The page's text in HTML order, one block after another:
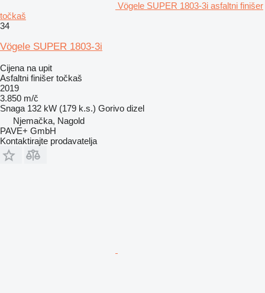
Vögele SUPER 1803-3i asfaltni finišer
točkaš
34
Vögele SUPER 1803-3i
Cijena na upit
Asfaltni finišer točkaš
2019
3.850 m/č
Snaga 132 kW (179 k.s.) Gorivo dizel
Njemačka, Nagold
PAVE+ GmbH
Kontaktirajte prodavatelja